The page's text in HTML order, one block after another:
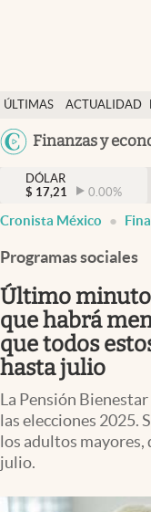
ÚLTIMAS
NOTICIAS
ACTUALIDAD
Finanzas y
Actualidad
Finanzas y economía
Dólar y mercados
Brand Strategy
Pc y celular
Vida y estilo
Clima
Espiritualidad
DÓLAR
$ 17,21 0.00%
Cronista México
Programas sociales
Último
que habrá
que todos
hasta julio
La Pensión
las elecciones 2025.
los adultos
julio.